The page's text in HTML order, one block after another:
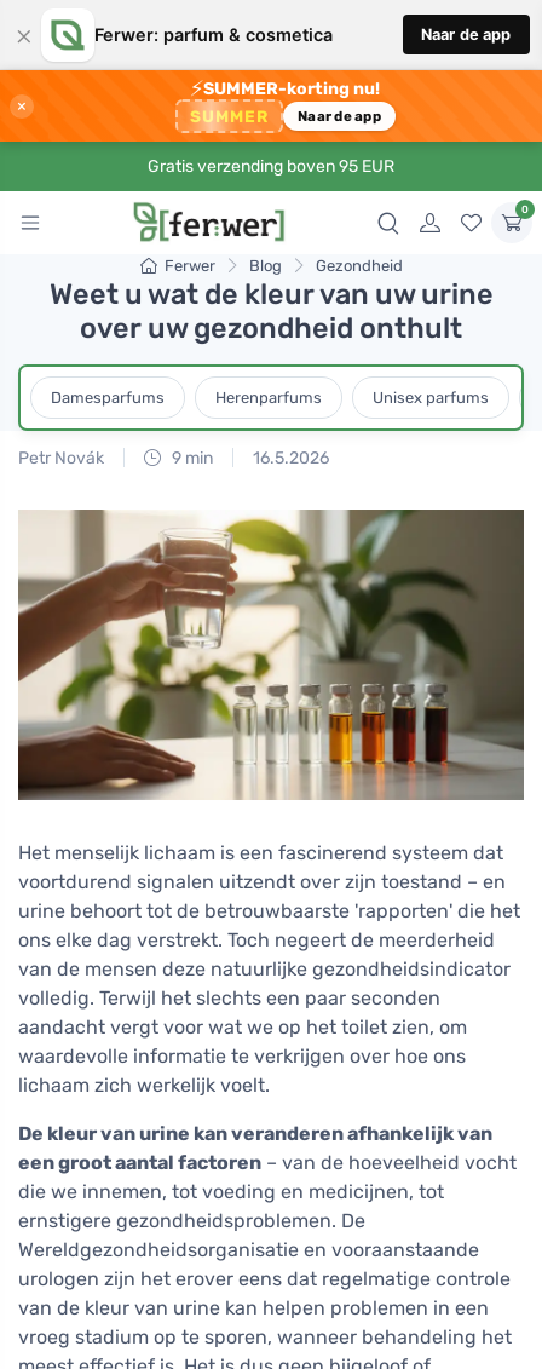
× Ferwer: parfum & cosmetica Naar de app
×
⚡SUMMER-korting nu!
SUMMER Naar de app
Gratis verzending boven 95 EUR
0
Ferwer Blog Gezondheid
Weet u wat de kleur van uw urine
over uw gezondheid onthult
Damesparfums Herenparfums Unisex parfums
Petr Novák 9 min 16.5.2026
Het menselijk lichaam is een fascinerend systeem dat
voortdurend signalen uitzendt over zijn toestand – en
urine behoort tot de betrouwbaarste 'rapporten' die het
ons elke dag verstrekt. Toch negeert de meerderheid
van de mensen deze natuurlijke gezondheidsindicator
volledig. Terwijl het slechts een paar seconden
aandacht vergt voor wat we op het toilet zien, om
waardevolle informatie te verkrijgen over hoe ons
lichaam zich werkelijk voelt.
De kleur van urine kan veranderen afhankelijk van
een groot aantal factoren – van de hoeveelheid vocht
die we innemen, tot voeding en medicijnen, tot
ernstigere gezondheidsproblemen. De
Wereldgezondheidsorganisatie en vooraanstaande
urologen zijn het erover eens dat regelmatige controle
van de kleur van urine kan helpen problemen in een
vroeg stadium op te sporen, wanneer behandeling het